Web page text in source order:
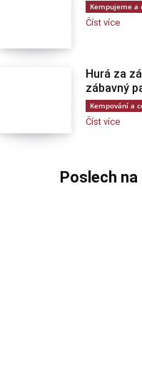
Kempujeme a
Číst více
Hurá za
zábavný
Kempování a
Číst více
Poslech